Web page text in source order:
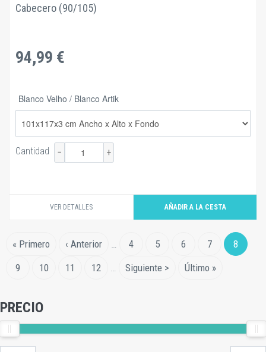
Cabecero (90/105)
94,99 €
Blanco Velho / Blanco Artik
Cantidad − +
VER DETALLES
Paginación
First
« Primero
Página
‹ Anterior Página
4 Página
5 Página
6 Página
7
Página
actual
8
Página
9 Página
10 Página
11 Página
12
Siguiente
Siguiente >
Última
Último »
PRECIO